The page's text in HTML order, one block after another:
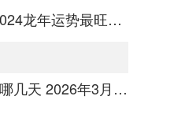
2024年最旺的生肖，2024龙年运势最旺的4个生肖
2026年3月提车吉日是哪几天 2026年3月26号提车